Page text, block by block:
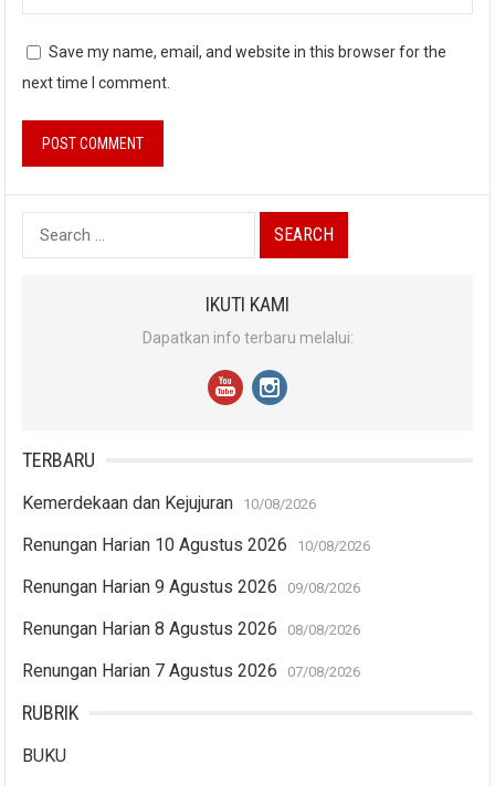
Save my name, email, and website in this browser for the
next time I comment.
Search
for:
IKUTI KAMI
Dapatkan info terbaru melalui:
TERBARU
Kemerdekaan dan Kejujuran 10/08/2026
Renungan Harian 10 Agustus 2026 10/08/2026
Renungan Harian 9 Agustus 2026 09/08/2026
Renungan Harian 8 Agustus 2026 08/08/2026
Renungan Harian 7 Agustus 2026 07/08/2026
RUBRIK
BUKU